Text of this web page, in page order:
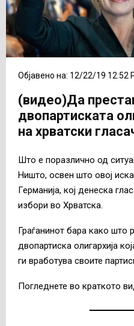
Објавено на: 12/22/19 12:52
(видео)Да
двопартиската
на хрватски
Што е поразлично од
Ништо, освен што овој
Германија, кој денеска
избори во Хрватска.
Граѓанинот бара како што
двопартиска олигархија
ги вработува своите
Погледнете во краткото